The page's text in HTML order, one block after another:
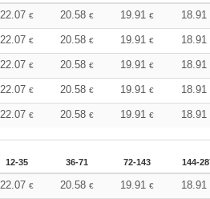
22.07 € 20.58 € 19.91€ 18.91
22.07 € 20.58 € 19.91€ 18.91
22.07 € 20.58 € 19.91€ 18.91
22.07 € 20.58 € 19.91€ 18.91
22.07 € 20.58 € 19.91€ 18.91
12-35 36-71 72-143 144-
22.07 € 20.58 € 19.91€ 18.91